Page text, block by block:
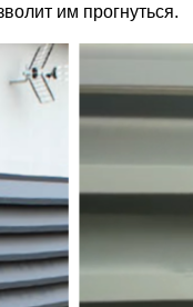
им прогнуться.